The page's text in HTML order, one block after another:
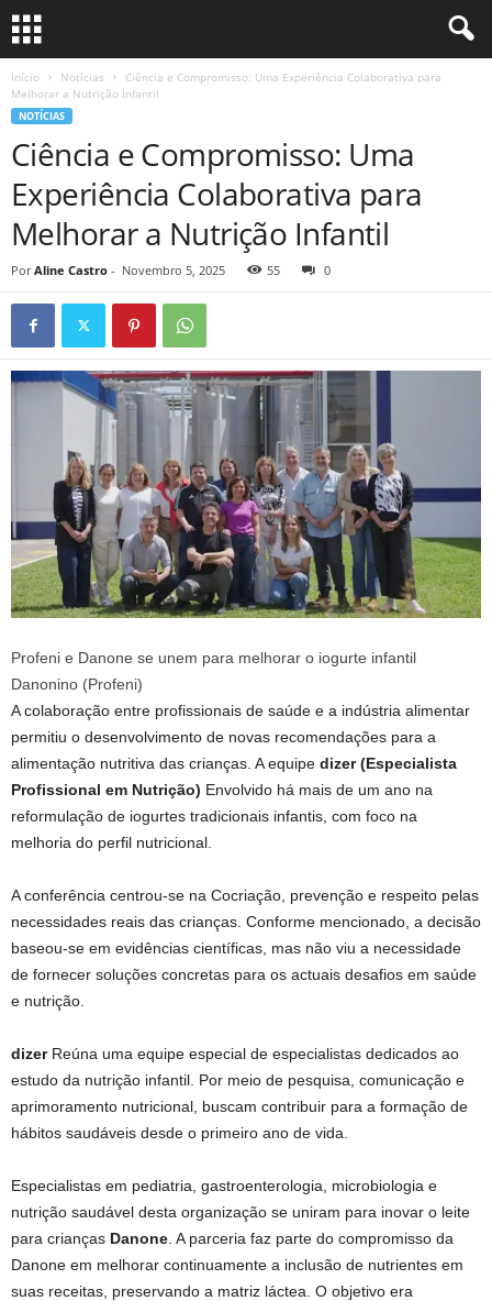
Início Notícias
Ciência e Compromisso: Uma Experiência Colaborativa para
Melhorar a Nutrição Infantil
NOTÍCIAS
Ciência e Compromisso: Uma
Experiência Colaborativa para
Melhorar a Nutrição Infantil
Por Aline Castro - Novembro 5, 2025 55 0
Profeni e Danone se unem para melhorar o iogurte infantil
Danonino (Profeni)
A colaboração entre profissionais de saúde e a indústria alimentar
permitiu o desenvolvimento de novas recomendações para a
alimentação nutritiva das crianças. A equipe dizer (Especialista
Profissional em Nutrição) Envolvido há mais de um ano na
reformulação de iogurtes tradicionais infantis, com foco na
melhoria do perfil nutricional.
A conferência centrou-se na Cocriação, prevenção e respeito pelas
necessidades reais das crianças. Conforme mencionado, a decisão
baseou-se em evidências científicas, mas não viu a necessidade
de fornecer soluções concretas para os actuais desafios em saúde
e nutrição.
dizerReúna uma equipe especial de especialistas dedicados ao
estudo da nutrição infantil. Por meio de pesquisa, comunicação e
aprimoramento nutricional, buscam contribuir para a formação de
hábitos saudáveis ​​desde o primeiro ano de vida.
Especialistas em pediatria, gastroenterologia, microbiologia e
nutrição saudável desta organização se uniram para inovar o leite
para crianças Danone . A parceria faz parte do compromisso da
Danone em melhorar continuamente a inclusão de nutrientes em
suas receitas, preservando a matriz láctea. O objetivo era